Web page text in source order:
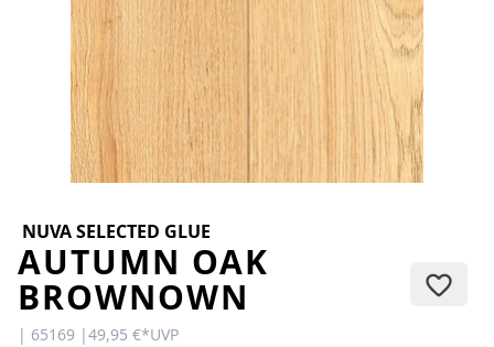
KONTAKT
Sie haben Fragen oder wünschen
eine persönliche Beratung?
Unser Team ist für Sie da –
schnell, freundlich und
kompetent. Schreiben Sie uns,
unser Kontaktformular.
NUVA SELECTED GLUE
AUTUMN OAK
BROWNOWN
| 65169 |49,95 €*UVP